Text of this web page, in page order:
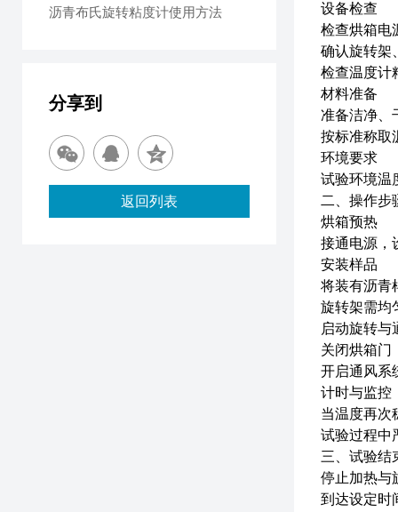
设备检查
检查烘箱电
确认旋转架
检查温度计
材料准备
准备洁净、
按标准称取
环境要求
试验环境温
二、操作步
烘箱预热
接通电源，
安装样品
将装有沥青
旋转架需均
启动旋转与
关闭烘箱门
开启通风系
计时与监控
当温度再次
试验过程中
三、试验结
停止加热与
到达设定时
沥青布氏旋转粘度计使用方法
分享到
返回列表